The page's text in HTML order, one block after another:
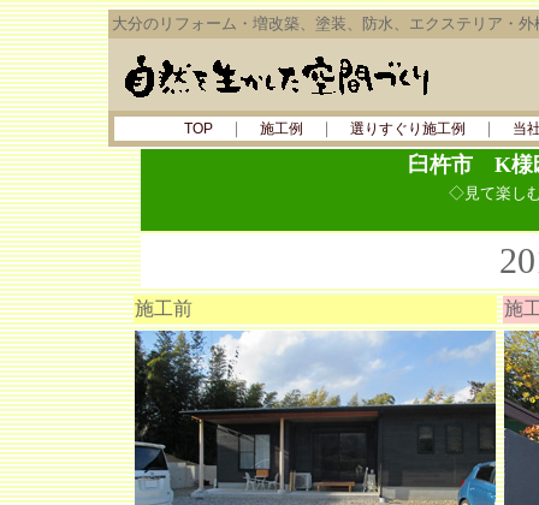
大分のリフォーム・増改築、塗装、防水、エクステリア・
TOP｜ 施工例 ｜ 選りすぐり施工例 ｜ 当
臼杵市 K
◇見て楽し
施工前 施